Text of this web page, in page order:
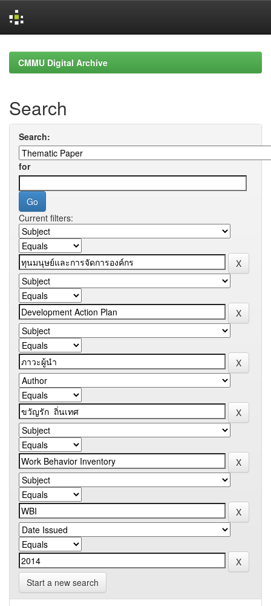
navigationCMMU Digital Archive
Search
Search:
for
Current filters:
Start a new search